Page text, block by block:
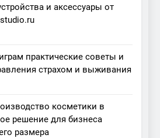
и аксессуары от
практические советы и
страхом и выживания
косметики в
решение для бизнеса
размера